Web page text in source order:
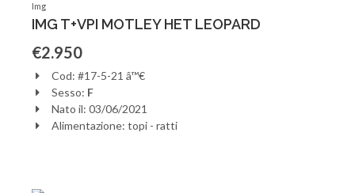
Img
IMG T+VPI MOTLEY HET LEOPARD
€2.950
Cod: #17-5-21 â™€
Sesso: F
Nato il: 03/06/2021
Alimentazione: topi - ratti